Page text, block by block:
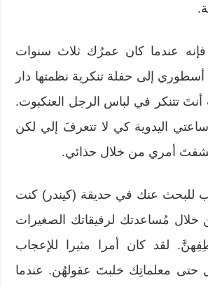
عندما كان عمرُك ثلاث سنوات
إلى حفلة تنكرية نظمتها دار
أنتَ تتنكر في لباس الرجل العنكبوت.
اليدوية كي لا تتعرفَ إلي لكن
أمري من خلال حذائي.
للبحث عنك في حديقة (كيندر) كنت
خلال مُساعدتك لرفيقاتك الصغيرات
لقد كان أمرا مثيرا للإعجاب
حتى معلماتِك خلبتَ عقولهُن. عندما